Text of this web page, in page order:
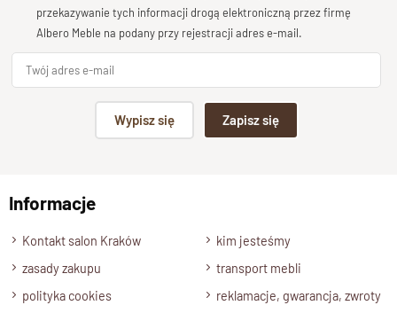
Podpis
Wyślij opinię
przekazywanie tych informacji drogą elektroniczną przez firmę
Albero Meble na podany przy rejestracji adres e-mail.
Wypisz się Zapisz się
Informacje
Kontakt salon Kraków
kim jesteśmy
zasady zakupu
transport mebli
polityka cookies
reklamacje, gwarancja, zwroty